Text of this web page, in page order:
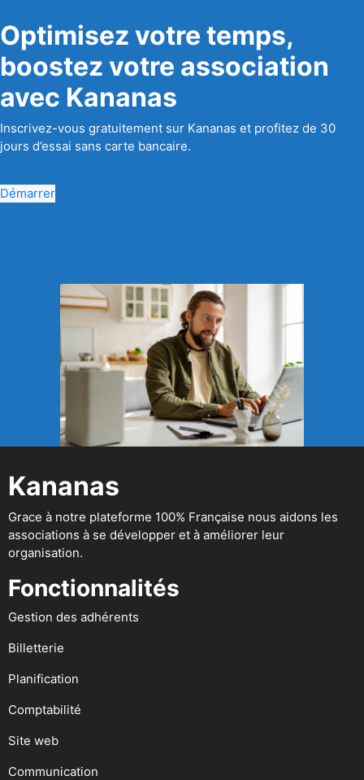
Optimisez votre temps,
boostez votre association
avec Kananas
Inscrivez-vous gratuitement sur Kananas et profitez de 30
jours d’essai sans carte bancaire.
Démarrer
Kananas
Grace à notre plateforme 100% Française nous aidons les
associations à se développer et à améliorer leur
organisation.
Fonctionnalités
Gestion des adhérents
Billetterie
Planification
Comptabilité
Site web
Communication